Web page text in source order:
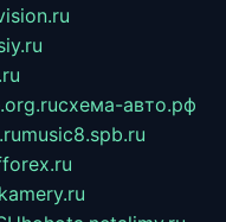
схема-авто.рф
music8.spb.ru